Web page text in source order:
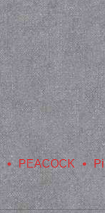
PIPOLA